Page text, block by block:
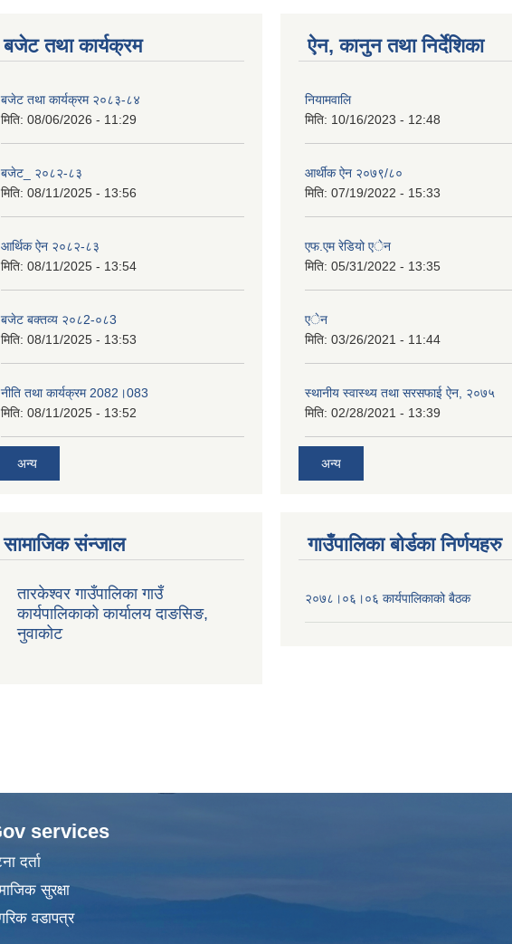
बजेट तथा कार्यक्रम
बजेट तथा कार्यक्रम २०८३-८४
मिति: 08/06/2026 - 11:29
बजेट_ २०८२-८३
मिति: 08/11/2025 - 13:56
आर्थिक ऐन २०८२-८३
मिति: 08/11/2025 - 13:54
बजेट बक्तव्य २०८2-०८3
मिति: 08/11/2025 - 13:53
नीति तथा कार्यक्रम 2082।083
मिति: 08/11/2025 - 13:52
अन्य
ऐन, कानुन तथा निर्देशिका
नियामवालि
मिति: 10/16/2023 - 12:48
आर्थीक ऐन २०७९/८०
मिति: 07/19/2022 - 15:33
एफ.एम रेडियो एेन
मिति: 05/31/2022 - 13:35
एेन
मिति: 03/26/2021 - 11:44
स्थानीय स्वास्थ्य तथा सरसफाई ऐन, २०७५
मिति: 02/28/2021 - 13:39
अन्य
सामाजिक संन्जाल
तारकेश्वर गाउँपालिका गाउँ
कार्यपालिकाको कार्यालय दाङसिङ,
नुवाकोट
गाउँपालिका बोर्डका निर्णयहरु
२०७८।०६।०६ कार्यपालिकाको बैठक
services
दर्ता
सुरक्षा
वडापत्र